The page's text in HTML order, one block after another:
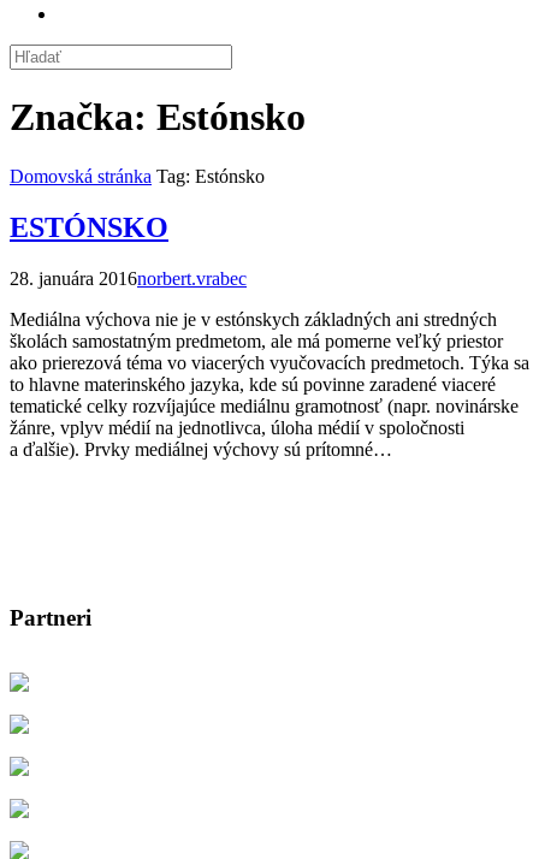
Značka: Estónsko
Domovská stránka Tag: Estónsko
ESTÓNSKO
28. januára 2016norbert.vrabec
Mediálna výchova nie je v estónskych základných ani stredných
školách samostatným predmetom, ale má pomerne veľký priestor
ako prierezová téma vo viacerých vyučovacích predmetoch. Týka sa
to hlavne materinského jazyka, kde sú povinne zaradené viaceré
tematické celky rozvíjajúce mediálnu gramotnosť (napr. novinárske
žánre, vplyv médií na jednotlivca, úloha médií v spoločnosti
a ďalšie). Prvky mediálnej výchovy sú prítomné…
Partneri